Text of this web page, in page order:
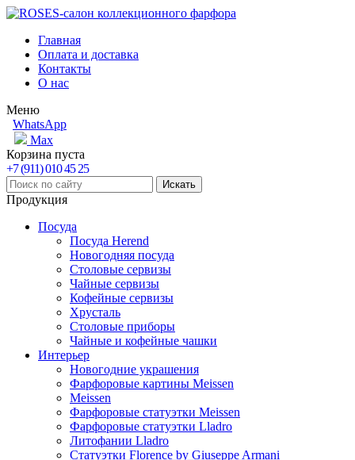
Главная
Оплата и доставка
Контакты
О нас
Меню
WhatsApp
Max
Корзина пуста
+7 (911) 010 45 25
Продукция
Посуда
Посуда Herend
Новогодняя посуда
Столовые сервизы
Чайные сервизы
Кофейные сервизы
Хрусталь
Столовые приборы
Чайные и кофейные чашки
Интерьер
Новогодние украшения
Фарфоровые картины Meissen
Meissen
Фарфоровые статуэтки Meissen
Фарфоровые статуэтки Lladro
Литофании Lladro
Статуэтки Florence by Giuseppe Armani